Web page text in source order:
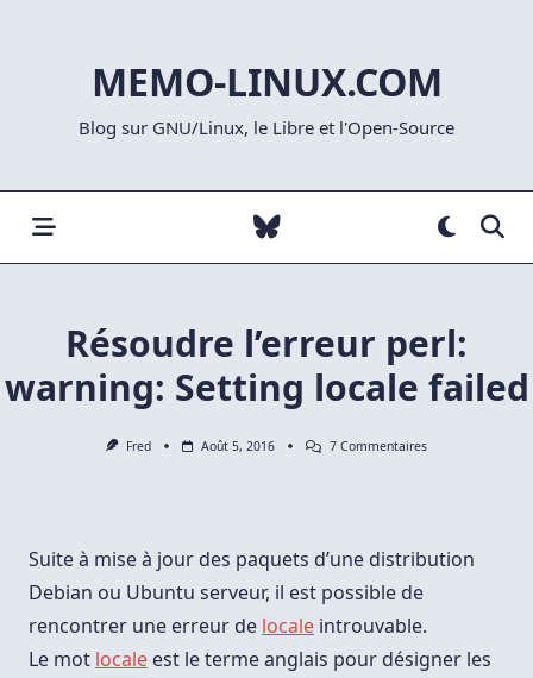
MEMO-LINUX.COM
Blog sur GNU/Linux, le Libre et l'Open-Source
Résoudre l’erreur perl:
warning: Setting locale failed
Fred Août 5, 2016 7 CommentairesSur
Locale
Failed
Suite à mise à jour des paquets d’une distribution
Debian ou Ubuntu serveur, il est possible de
rencontrer une erreur de locale introuvable.
Le mot locale est le terme anglais pour désigner les